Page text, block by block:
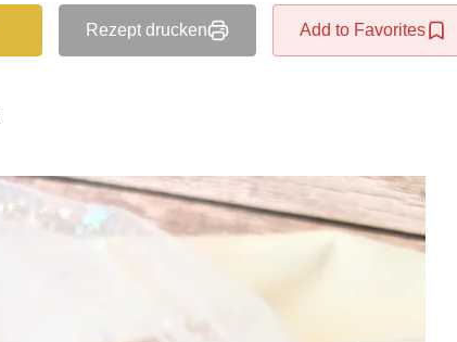
Rezept drucken Add to Favorites